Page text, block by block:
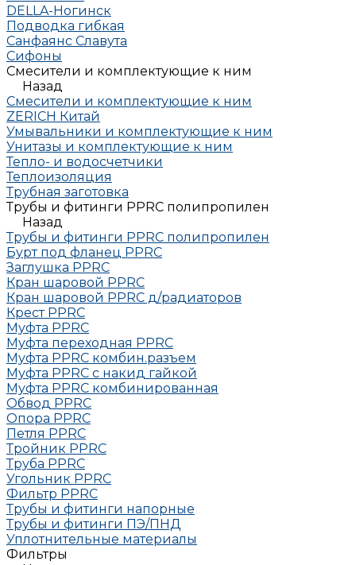
DELLA-Ногинск
Подводка гибкая
Санфаянс Славута
Сифоны
Смесители и комплектующие к ним
Назад
Смесители и комплектующие к ним
ZERICH Китай
Умывальники и комплектующие к ним
Унитазы и комплектующие к ним
Тепло- и водосчетчики
Теплоизоляция
Трубная заготовка
Трубы и фитинги PPRC полипропилен
Назад
Трубы и фитинги PPRC полипропилен
Бурт под фланец РРRC
Заглушка РРRC
Кран шаровой PPRC
Кран шаровой PPRC д/радиаторов
Крест PPRC
Муфта PPRC
Муфта переходная PPRC
Муфта РРRC комбин.разъем
Муфта PPRC с накид гайкой
Муфта РРRC комбинированная
Обвод РРRC
Опора РРRC
Петля РРRC
Тройник РРRC
Труба РРRC
Угольник РРRC
Фильтр PPRC
Трубы и фитинги напорные
Трубы и фитинги ПЭ/ПНД
Уплотнительные материалы
Фильтры